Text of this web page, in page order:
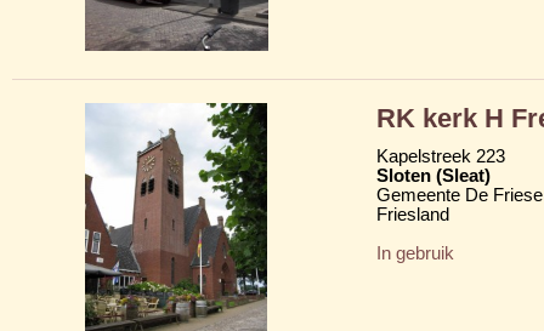
RK kerk H
Kapelstreek 223
Sloten (Sleat)
Gemeente De
Friesland
In gebruik